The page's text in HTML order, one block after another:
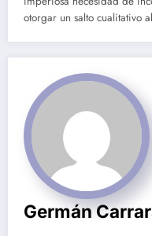
otorgar un salto cualitativo
Germán